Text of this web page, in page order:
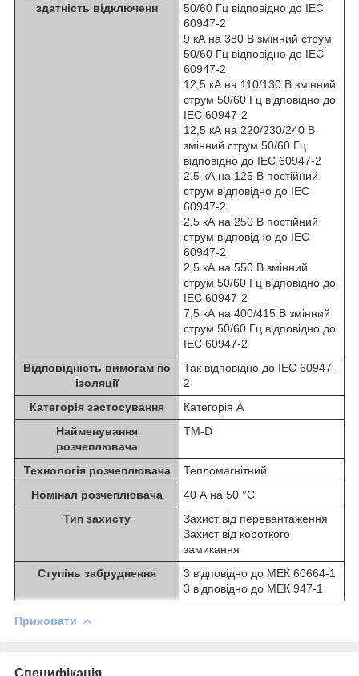
здатність відключенн
50/60 Гц відповідно до IEC
60947-2
9 кА на 380 В змінний струм
50/60 Гц відповідно до IEC
60947-2
12,5 кА на 110/130 В змінний
струм 50/60 Гц відповідно до
IEC 60947-2
12,5 кА на 220/230/240 В
змінний струм 50/60 Гц
відповідно до IEC 60947-2
2,5 кА на 125 В постійний
струм відповідно до IEC
60947-2
2,5 кА на 250 В постійний
струм відповідно до IEC
60947-2
2,5 кА на 550 В змінний
струм 50/60 Гц відповідно до
IEC 60947-2
7,5 кА на 400/415 В змінний
струм 50/60 Гц відповідно до
IEC 60947-2
Відповідність вимогам по
ізоляції
Так відповідно до IEC 60947-
2
Категорія застосування
Категорія A
Найменування
розчеплювача
TM-D
Технологія розчеплювача
Тепломагнітний
Номінал розчеплювача
40 А на 50 °C
Тип захисту
Захист від перевантаження
Захист від короткого
замикання
Ступінь забруднення
3 відповідно до МЕК 60664-1
3 відповідно до МЕК 947-1
Приховати
Специфікація